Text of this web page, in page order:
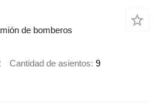
de bomberos
Cantidad de asientos 9